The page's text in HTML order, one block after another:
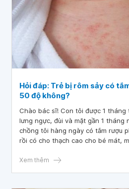
Hỏi đáp: Trẻ bị rôm sảy có
50 độ không?
Chào bác sĩ! Con tôi được 1 tháng
lưng ngực, đùi và mặt gần 1 tháng
chồng tôi hàng ngày có tắm rượu
rồi có cho thạch cao cho bé mát,
Xem thêm